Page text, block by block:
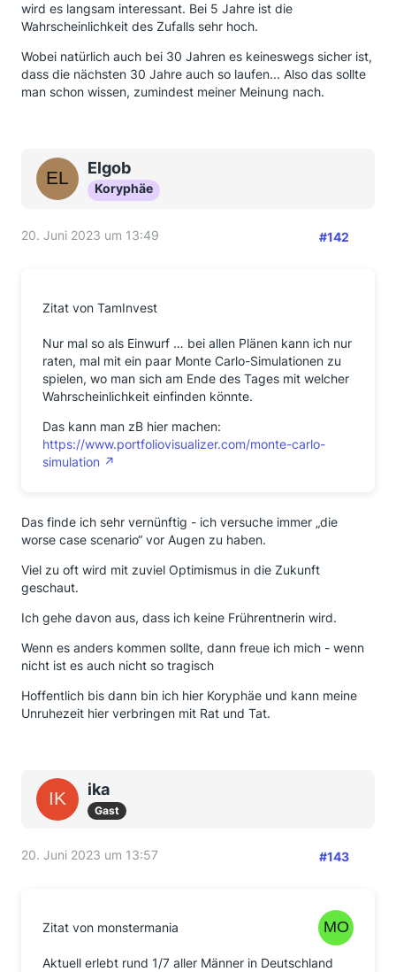
wird es langsam interessant. Bei 5 Jahre ist die
Wahrscheinlichkeit des Zufalls sehr hoch.
Wobei natürlich auch bei 30 Jahren es keineswegs sicher ist,
dass die nächsten 30 Jahre auch so laufen... Also das sollte
man schon wissen, zumindest meiner Meinung nach.
Elgob
Koryphäe
20. Juni 2023 um 13:49 #142
Zitat von TamInvest
Nur mal so als Einwurf … bei allen Plänen kann ich nur
raten, mal mit ein paar Monte Carlo-Simulationen zu
spielen, wo man sich am Ende des Tages mit welcher
Wahrscheinlichkeit einfinden könnte.
Das kann man zB hier machen:
https://www.portfoliovisualizer.com/monte-carlo-
simulation
Das finde ich sehr vernünftig - ich versuche immer „die
worse case scenario“ vor Augen zu haben.
Viel zu oft wird mit zuviel Optimismus in die Zukunft
geschaut.
Ich gehe davon aus, dass ich keine Frührentnerin wird.
Wenn es anders kommen sollte, dann freue ich mich - wenn
nicht ist es auch nicht so tragisch
Hoffentlich bis dann bin ich hier Koryphäe und kann meine
Unruhezeit hier verbringen mit Rat und Tat.
ika
Gast
20. Juni 2023 um 13:57 #143
Zitat von monstermania
Aktuell erlebt rund 1/7 aller Männer in Deutschland